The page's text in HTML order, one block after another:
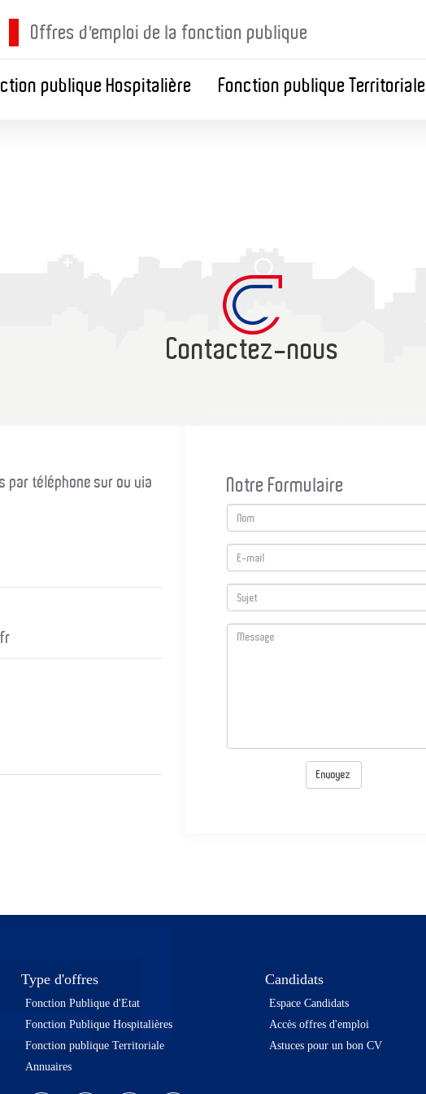
Offres d'emploi de la fonction publique
publique Hospitalière Fonction publique Territoriale
Contactez-nous
par téléphone sur ou via
Notre Formulaire
Type d'offres
Fonction Publique d'Etat
Fonction Publique Hospitalières
Fonction publique Territoriale
Annuaires
Candidats
Espace Candidats
Accès offres d'emploi
Astuces pour un bon CV